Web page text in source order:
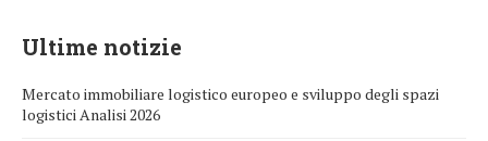
Ultime notizie
Mercato immobiliare logistico europeo e sviluppo degli spazi
logistici Analisi 2026